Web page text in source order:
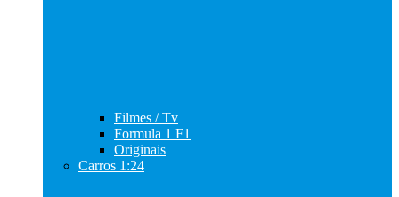
Filmes / Tv
Formula 1 F1
Originais
Carros 1:24